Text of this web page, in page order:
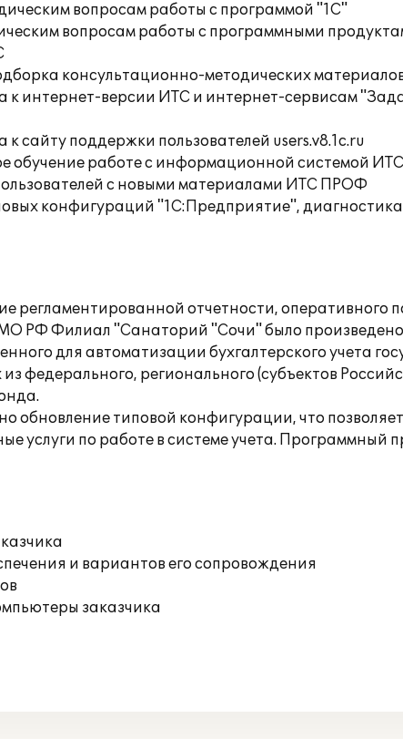
вопросам работы с программой "1С"
вопросам работы с программными
консультационно-методических
к интернет-версии ИТС и интернет-сервисам
сайту поддержки пользователей users.v8.1c.ru
обучение работе с информационной системой ИТС
с новыми материалами ИТС ПРОФ
конфигураций "1С:Предприятие",
отчетности, оперативного
РФ Филиал "Санаторий "Сочи" было произведено
для автоматизации бухгалтерского учета
федерального, регионального (субъектов
типовой конфигурации, что
услуги по работе в системе учета.
и вариантов его сопровождения
заказчика